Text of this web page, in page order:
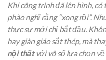
Khi công trình đã lên hình,
phào nghĩ rằng “xong rồi”.
thực sự mới chỉ bắt đầu.
hay giàn giáo sắt thép, mà
nội thấtvới vô số lựa chọn